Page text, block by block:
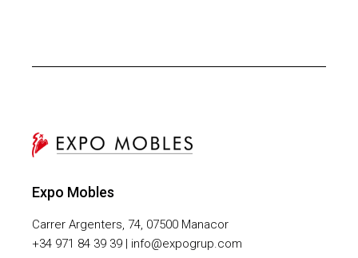
Expo Mobles
Carrer Argenters, 74, 07500 Manacor
+34 971 84 39 39 | info@expogrup.com